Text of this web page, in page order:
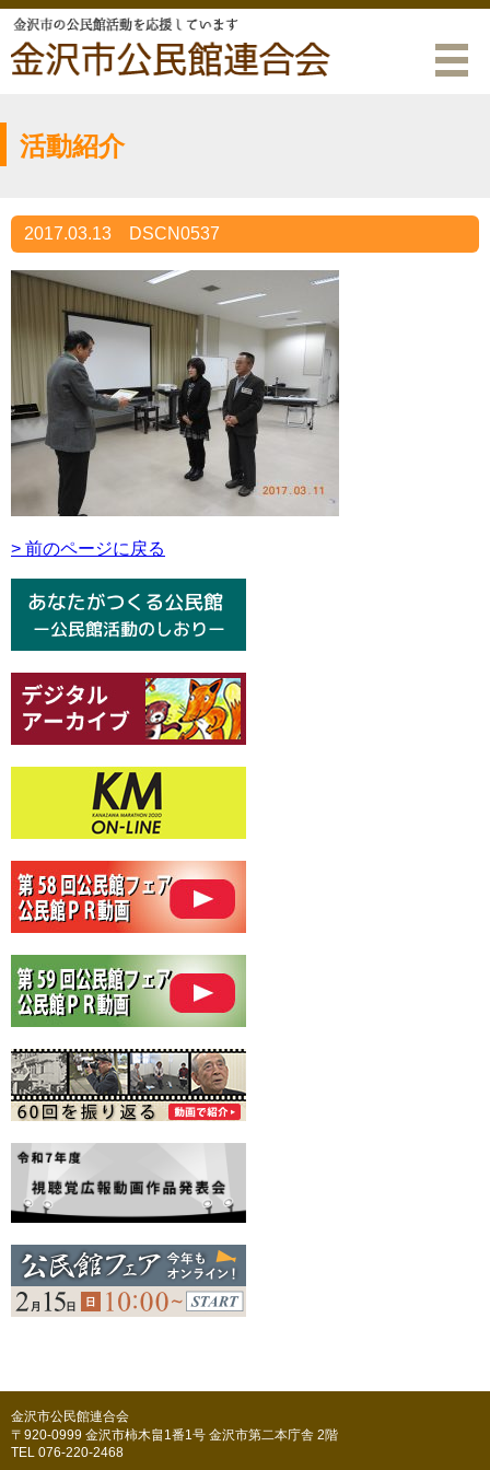
活動紹介
2017.03.13 DSCN0537
> 前のページに戻る
金沢市公民館連合会
〒920-0999 金沢市柿木畠1番1号 金沢市第二本庁舎 2階
TEL 076-220-2468